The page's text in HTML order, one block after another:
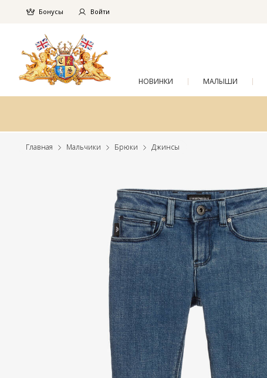
Бонусы Войти
НОВИНКИ МАЛЫШИ
Главная Мальчики Брюки Джинсы